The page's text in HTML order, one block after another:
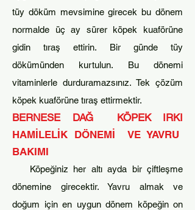
tüy döküm mevsimine girecek bu dönem
normalde üç ay sürer köpek kuaförüne
gidin tıraş ettirin. Bir günde tüy
dökümünden kurtulun. Bu dönemi
vitaminlerle durduramazsınız. Tek çözüm
köpek kuaförüne tıraş ettirmektir.
BERNESE DAĞ KÖPEK IRKI
HAMİLELİK DÖNEMİ VE YAVRU
BAKIMI
Köpeğiniz her altı ayda bir çiftleşme
dönemine girecektir. Yavru almak ve
doğum için en uygun dönem köpeğin on